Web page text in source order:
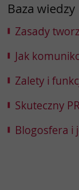
Baza wiedzy
Zasady
Jak
Zalety i
Skuteczny
Blogosfera i